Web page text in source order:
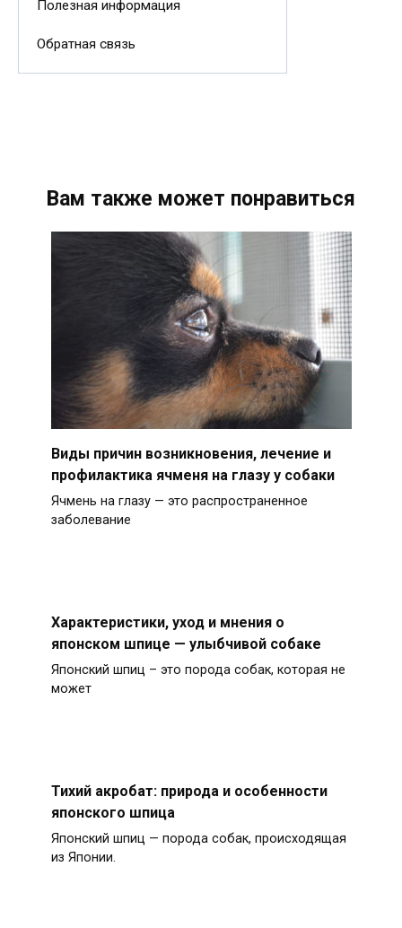
Полезная информация
Обратная связь
Вам также может понравиться
Виды причин возникновения, лечение и
профилактика ячменя на глазу у собаки
Ячмень на глазу — это распространенное
заболевание
Характеристики, уход и мнения о
японском шпице — улыбчивой собаке
Японский шпиц – это порода собак, которая не
может
Тихий акробат: природа и особенности
японского шпица
Японский шпиц — порода собак, происходящая
из Японии.